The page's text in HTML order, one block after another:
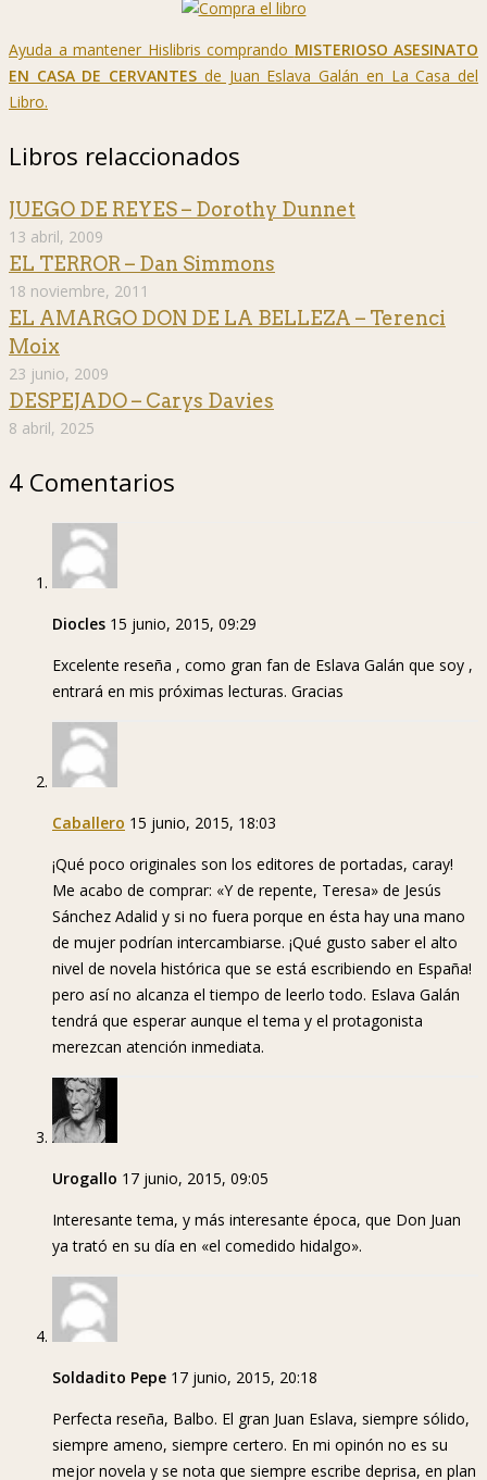
Ayuda a mantener Hislibris comprando MISTERIOSO ASESINATO
EN CASA DE CERVANTES de Juan Eslava Galán en La Casa del
Libro.
Libros relaccionados
JUEGO DE REYES – Dorothy Dunnet
13 abril, 2009
EL TERROR – Dan Simmons
18 noviembre, 2011
EL AMARGO DON DE LA BELLEZA – Terenci
Moix
23 junio, 2009
DESPEJADO – Carys Davies
8 abril, 2025
4 Comentarios
Diocles 15 junio, 2015, 09:29
Excelente reseña , como gran fan de Eslava Galán que soy ,
entrará en mis próximas lecturas. Gracias
Caballero 15 junio, 2015, 18:03
¡Qué poco originales son los editores de portadas, caray!
Me acabo de comprar: «Y de repente, Teresa» de Jesús
Sánchez Adalid y si no fuera porque en ésta hay una mano
de mujer podrían intercambiarse. ¡Qué gusto saber el alto
nivel de novela histórica que se está escribiendo en España!
pero así no alcanza el tiempo de leerlo todo. Eslava Galán
tendrá que esperar aunque el tema y el protagonista
merezcan atención inmediata.
Urogallo 17 junio, 2015, 09:05
Interesante tema, y más interesante época, que Don Juan
ya trató en su día en «el comedido hidalgo».
Soldadito Pepe 17 junio, 2015, 20:18
Perfecta reseña, Balbo. El gran Juan Eslava, siempre sólido,
siempre ameno, siempre certero. En mi opinón no es su
mejor novela y se nota que siempre escribe deprisa, en plan